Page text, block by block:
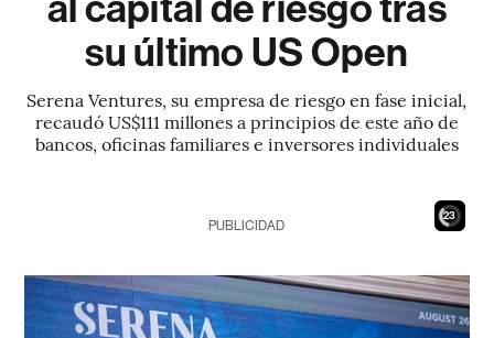
su último US Open
Serena Ventures, su empresa de riesgo en fase inicial,
recaudó US$111 millones a principios de este año de
bancos, oficinas familiares e inversores individuales
21
PUBLICIDAD